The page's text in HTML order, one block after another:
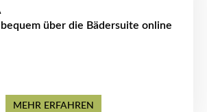
über die Bädersuite online
MEHR ERFAHREN